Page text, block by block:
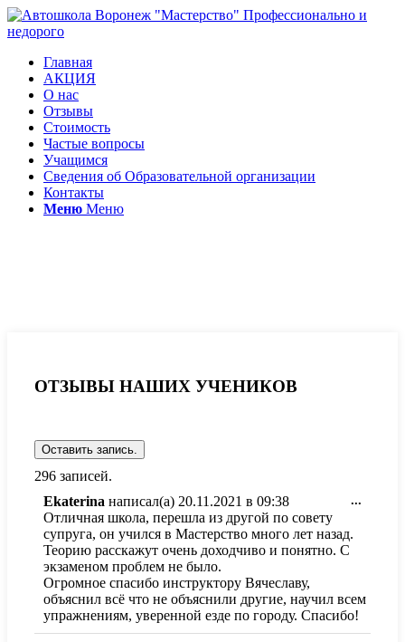
Главная
АКЦИЯ
О нас
Отзывы
Стоимость
Частые вопросы
Учащимся
Сведения об Образовательной организации
Контакты
Меню Меню
ОТЗЫВЫ НАШИХ УЧЕНИКОВ
296 записей.
Ekaterina написал(а) 20.11.2021 в 09:38
Отличная школа, перешла из другой по совету
супруга, он учился в Мастерство много лет назад.
Теорию расскажут очень доходчиво и понятно. С
экзаменом проблем не было.
Огромное спасибо инструктору Вячеславу,
объяснил всё что не объяснили другие, научил всем
упражнениям, уверенной езде по городу. Спасибо!
...